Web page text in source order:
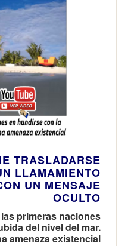
TRASLADARSE
LLAMAMIENTO
UN MENSAJE
OCULTO
primeras naciones
del nivel del mar.
amenaza existencial